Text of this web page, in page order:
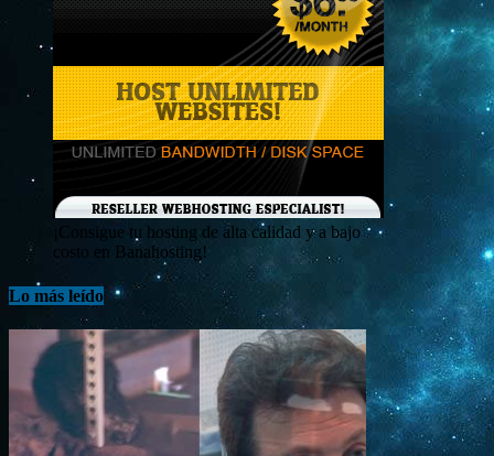
¡Consigue tu hosting de alta calidad y a bajo
costo en Banahosting!
Lo más leído